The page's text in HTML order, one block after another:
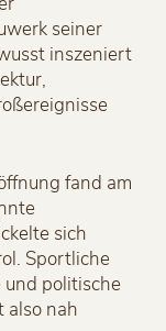
seiner
inszeniert
fand am
sich
Sportliche
und politische
also nah